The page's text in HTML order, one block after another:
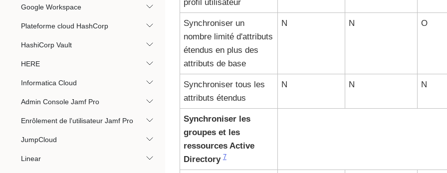
Google Workspace
Plateforme cloud HashCorp
HashiCorp Vault
HERE
Informatica Cloud
Admin Console Jamf Pro
Enrôlement de l'utilisateur Jamf Pro
JumpCloud
Linear
profil utilisateur
Synchroniser un
nombre limité d'attributs
étendus en plus des
attributs de base
N N O
Synchroniser tous les
attributs étendus
N N N
Synchroniser les
groupes et les
ressources Active
Directory 7